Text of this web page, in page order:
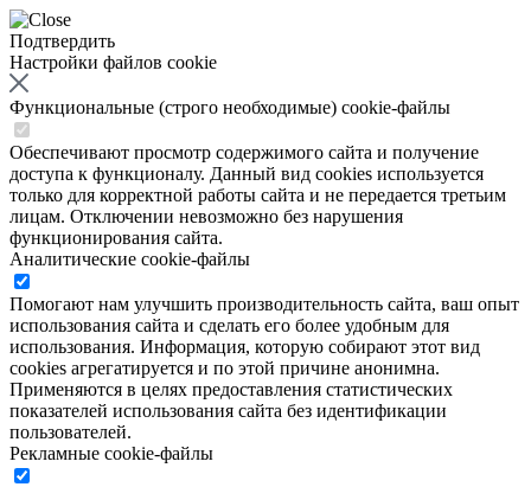
Подтвердить
Настройки файлов cookie
Функциональные (строго необходимые) cookie-файлы
Обеспечивают просмотр содержимого сайта и получение
доступа к функционалу. Данный вид cookies используется
только для корректной работы сайта и не передается третьим
лицам. Отключении невозможно без нарушения
функционирования сайта.
Аналитические cookie-файлы
Помогают нам улучшить производительность сайта, ваш опыт
использования сайта и сделать его более удобным для
использования. Информация, которую собирают этот вид
cookies агрегатируется и по этой причине анонимна.
Применяются в целях предоставления статистических
показателей использования сайта без идентификации
пользователей.
Рекламные cookie-файлы